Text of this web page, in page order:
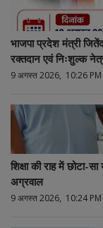
भाजपा प्रदेश मंत्री
रक्तदान एवं निःशुल्क
9 अगस्त 2026, 10:26 PM
शिक्षा की राह में छोटा-
अग्रवाल
9 अगस्त 2026, 10:24 PM